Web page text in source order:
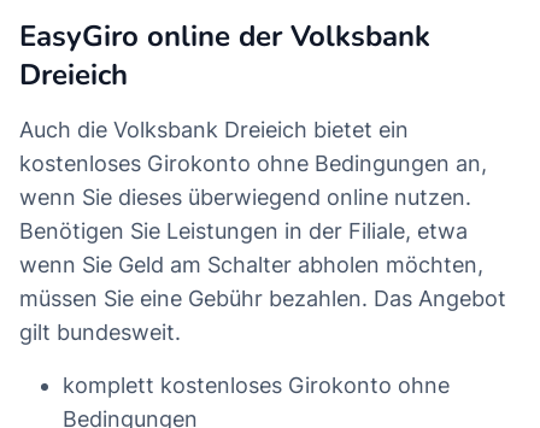
EasyGiro online der Volksbank
Dreieich
Auch die Volksbank Dreieich bietet ein
kostenloses Girokonto ohne Bedingungen an,
wenn Sie dieses überwiegend online nutzen.
Benötigen Sie Leistungen in der Filiale, etwa
wenn Sie Geld am Schalter abholen möchten,
müssen Sie eine Gebühr bezahlen. Das Angebot
gilt bundesweit.
komplett kostenloses Girokonto ohne
Bedingungen